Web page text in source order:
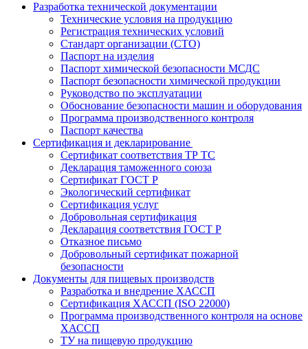
Разработка технической документации
Технические условия на продукцию
Регистрация технических условий
Стандарт организации (СТО)
Паспорт на изделия
Паспорт химической безопасности МСДС
Паспорт безопасности химической продукции
Руководство по эксплуатации
Обоснование безопасности машин и оборудования
Программа производственного контроля
Паспорт качества
Сертификация и декларирование
Сертификат соответствия ТР ТС
Декларация таможенного союза
Сертификат ГОСТ Р
Экологический сертификат
Сертификация услуг
Добровольная сертификация
Декларация соответствия ГОСТ Р
Отказное письмо
Добровольный сертификат пожарной
безопасности
Документы для пищевых производств
Разработка и внедрение ХАССП
Сертификация ХАССП (ISO 22000)
Программа производственного контроля на основе
ХАССП
ТУ на пищевую продукцию